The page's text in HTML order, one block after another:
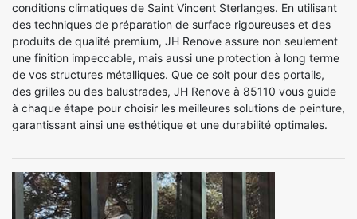
conditions climatiques de Saint Vincent Sterlanges. En utilisant
des techniques de préparation de surface rigoureuses et des
produits de qualité premium, JH Renove assure non seulement
une finition impeccable, mais aussi une protection à long terme
de vos structures métalliques. Que ce soit pour des portails,
des grilles ou des balustrades, JH Renove à 85110 vous guide
à chaque étape pour choisir les meilleures solutions de peinture,
garantissant ainsi une esthétique et une durabilité optimales.